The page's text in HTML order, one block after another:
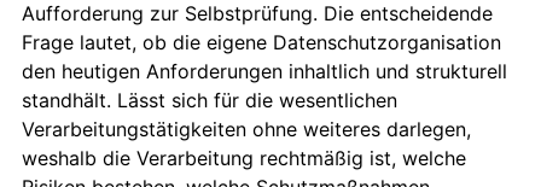
Aufforderung zur Selbstprüfung. Die entscheidende
Frage lautet, ob die eigene Datenschutzorganisation
den heutigen Anforderungen inhaltlich und strukturell
standhält. Lässt sich für die wesentlichen
Verarbeitungstätigkeiten ohne weiteres darlegen,
weshalb die Verarbeitung rechtmäßig ist, welche